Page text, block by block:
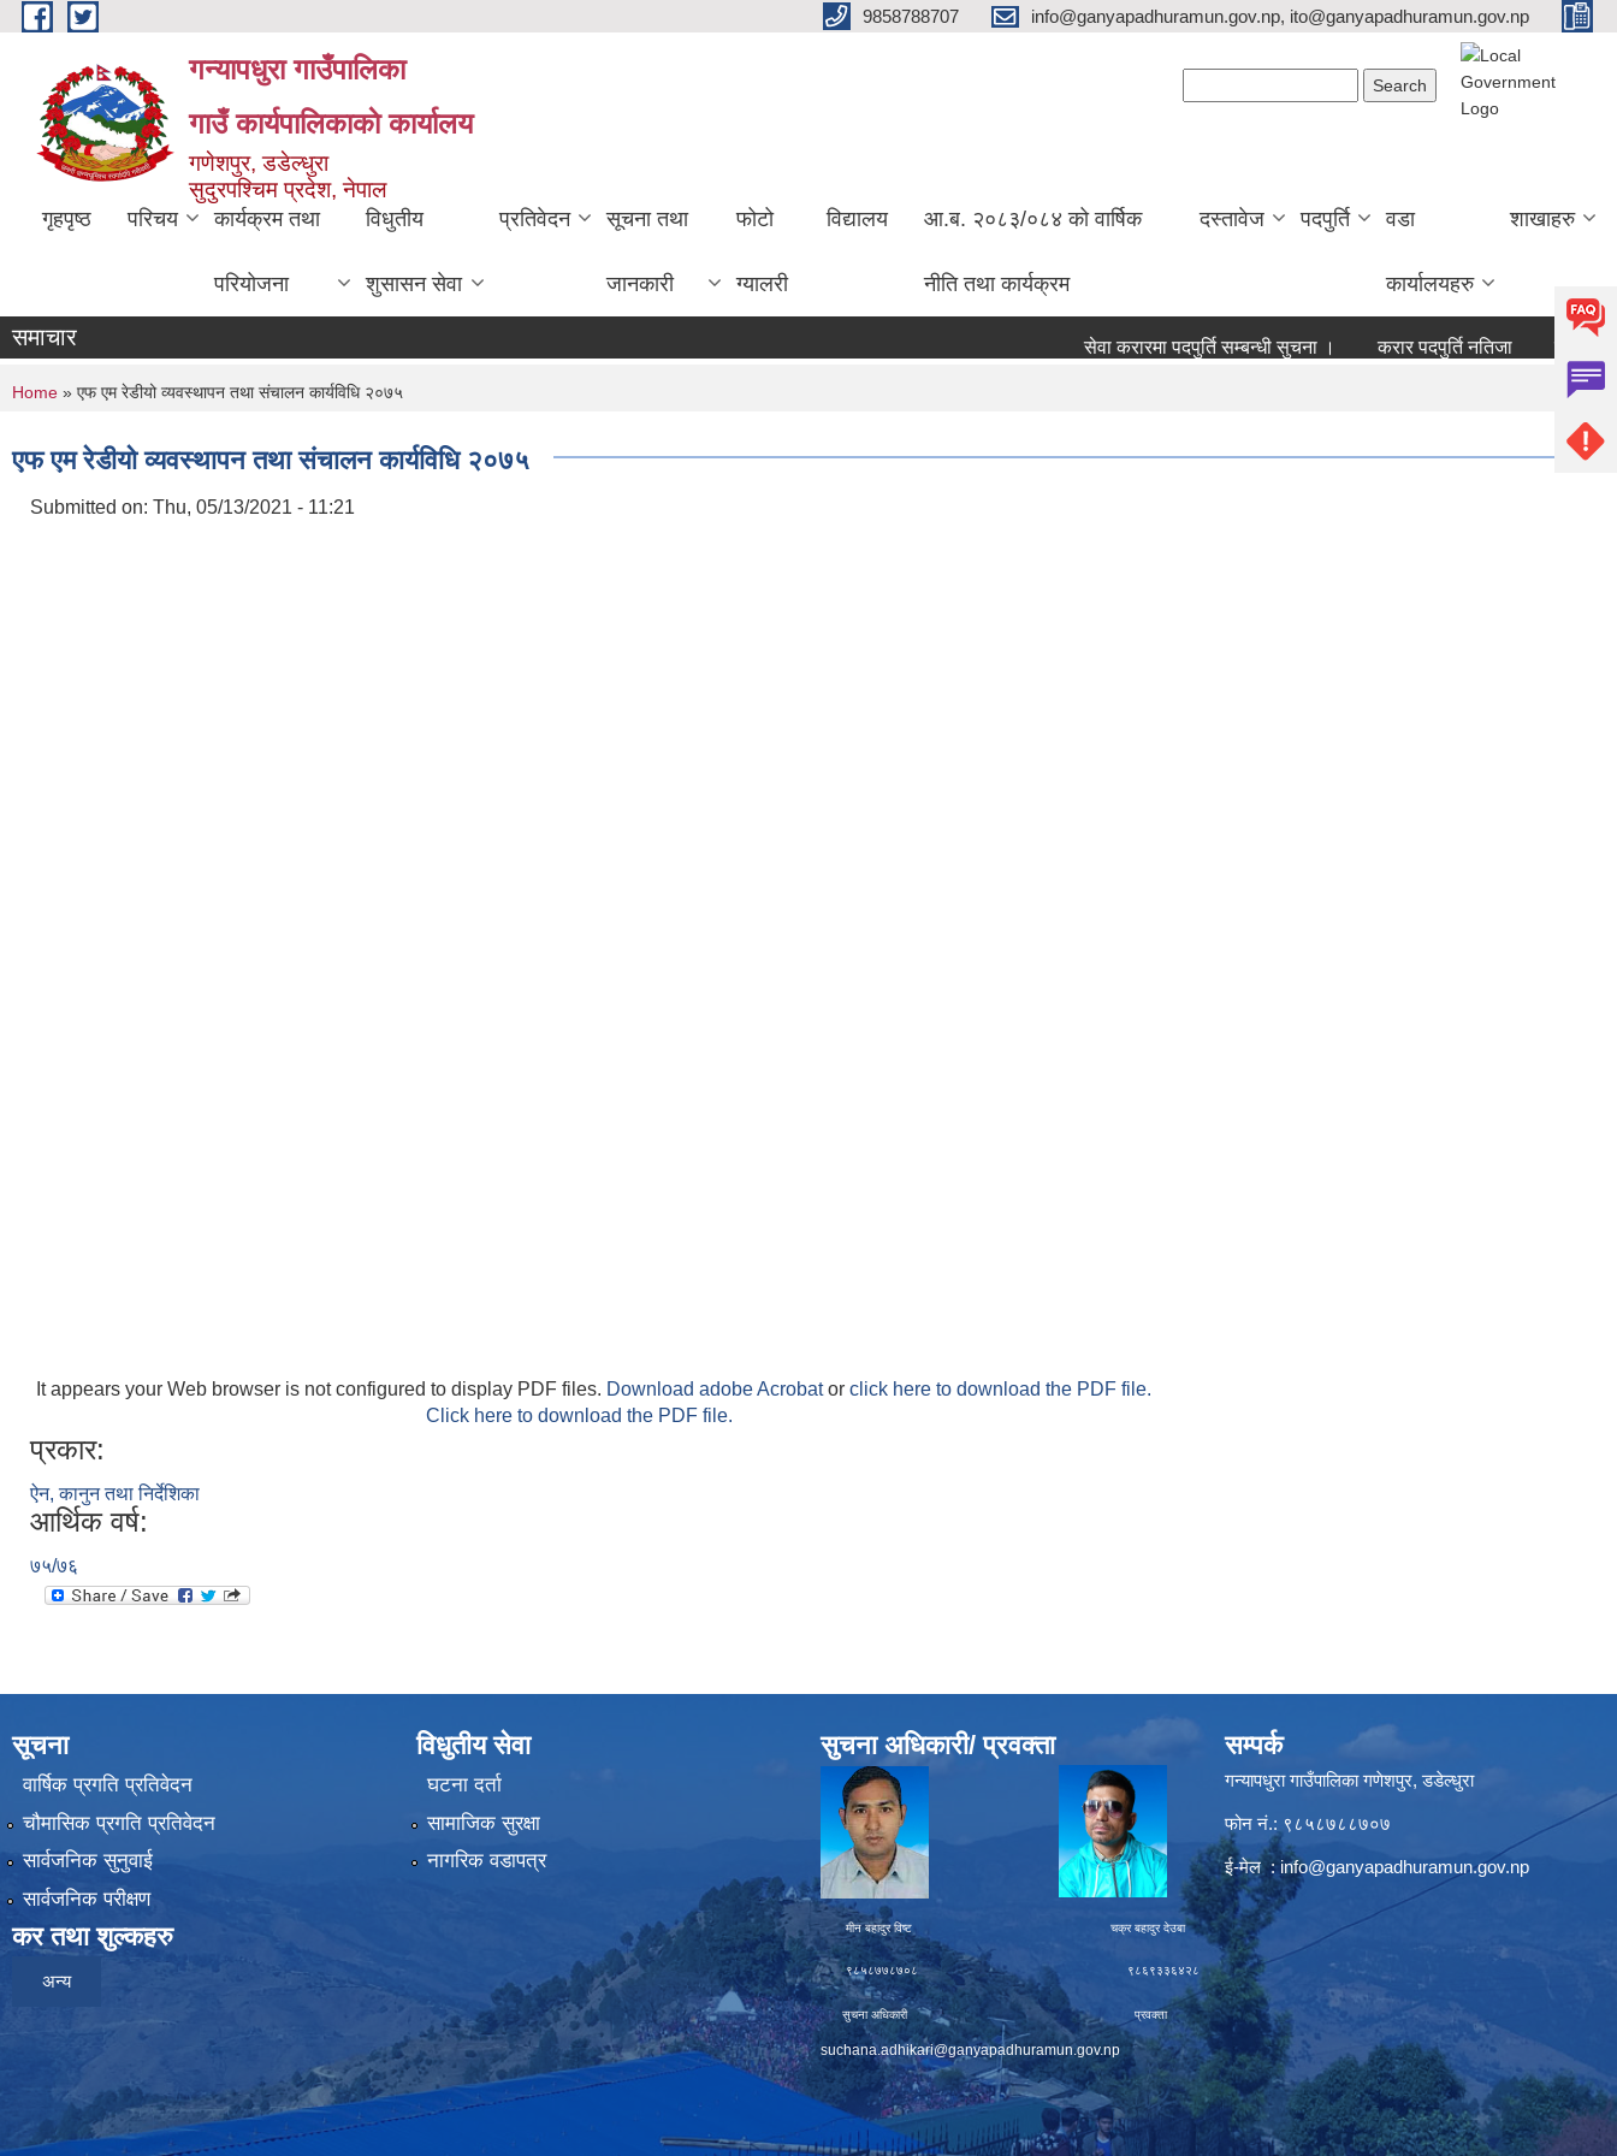
Skip to main content 9858788707 info@ganyapadhuramun.gov.np, ito@ganyapadhuramun.gov.np
गन्यापधुरा गाउँपालिका
गाउँ कार्यपालिकाकाे कार्यालय
गणेशपुर, डडेल्धुरा
सुदुरपश्चिम प्रदेश, नेपाल
गृहपृष्ठ परिचय कार्यक्रम तथा
परियोजना
विधुतीय
शुसासन सेवा
प्रतिवेदन सूचना तथा
जानकारी
फोटो
ग्यालरी
विद्यालय आ.ब. २०८३/०८४ को वार्षिक
नीति तथा कार्यक्रम
दस्तावेज पदपुर्ति वडा
कार्यालयहरु
शाखाहरु
समाचार सेवा करारमा पदपुर्ति सम्बन्धी सुचना । करार पदपुर्ति नतिजा बोलपत्र
You are here
Home » एफ एम रेडीयो व्यवस्थापन तथा संचालन कार्यविधि २०७५
एफ एम रेडीयो व्यवस्थापन तथा संचालन कार्यविधि २०७५
Submitted on: Thu, 05/13/2021 - 11:21
It appears your Web browser is not configured to display PDF files. Download adobe Acrobator click here to download the PDF file.
Click here to download the PDF file.
प्रकार:
ऐन, कानुन तथा निर्देशिका
आर्थिक वर्ष:
७५/७६
सूचना
वार्षिक प्रगति प्रतिवेदन
चौमासिक प्रगति प्रतिवेदन
सार्वजनिक सुनुवाई
सार्वजनिक परीक्षण
कर तथा शुल्कहरु
अन्य
विधुतीय सेवा
घटना दर्ता
सामाजिक सुरक्षा
नागरिक वडापत्र
सुचना अधिकारी/ प्रवक्ता
मीन बहादुर विष्ट चक्र बहादुर देउबा
९८५८७७८७०८ ९८६९३३६४२८
सुचना अधिकारी प्रवक्ता
suchana.adhikari@ganyapadhuramun.gov.np
सम्पर्क
गन्यापधुरा गाउँपालिका गणेशपुर, डडेल्धुरा
फोन नं.: ९८५८७८८७०७
ई-मेल :info@ganyapadhuramun.gov.np